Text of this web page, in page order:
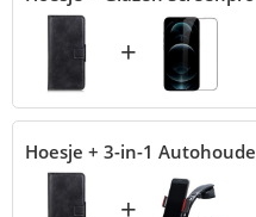
+
Hoesje + 3-in-1
+